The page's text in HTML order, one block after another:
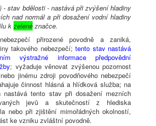
- stav bdělosti - nastává při zvýšení hladiny
nad normál a při dosažení vodní hladiny
kzelenéznačce.
přirozené povodně a zaniká,
takového nebezpečí; tento stav nastává
výstražné informace předpovědní
; vyžaduje věnovat zvýšenou pozornost
jinému zdroji povodňového nebezpečí
činnost hlásná a hlídková služba; na
nastává tento stav při dosažení mezních
jevů a skutečností z hlediska
nebo při zjištění mimořádných okolností,
ke vzniku zvláštní povodně.